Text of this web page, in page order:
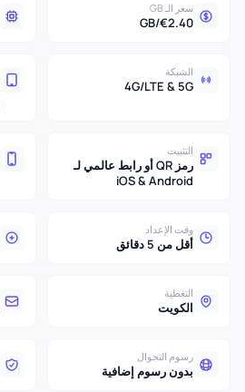
سعر الـ GB
€2.40/GB
الشبكة
4G/LTE & 5G
التثبيت
رمز QR أو رابط عالمي لـ
iOS & Android
وقت الإعداد
أقل من 5 دقائق
التغطية
الكويت
رسوم التجوال
بدون رسوم إضافية